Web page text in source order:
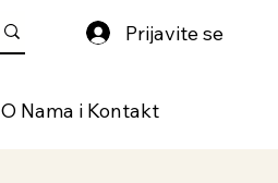
Prijavite se
O Nama i Kontakt